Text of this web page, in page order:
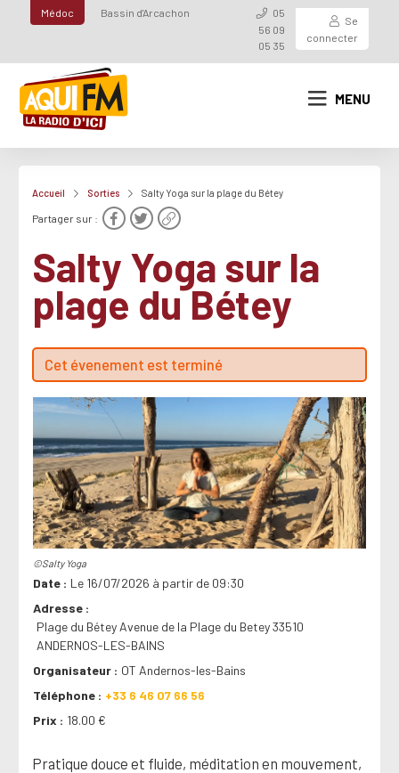
Médoc Bassin d'Arcachon
05
56 09
05 35
Se
connecter
MENU
Accueil Sorties Salty Yoga sur la plage du Bétey
Partager sur :
Salty Yoga sur la
plage du Bétey
Cet évenement est terminé
©Salty Yoga
Date
Le 16/07/2026 à partir de 09:30
Adresse
Plage du Bétey Avenue de la Plage du Betey 33510
ANDERNOS-LES-BAINS
Organisateur
OT Andernos-les-Bains
Téléphone
+33 6 46 07 66 56
Prix
18.00 €
Pratique douce et fluide, méditation en mouvement,